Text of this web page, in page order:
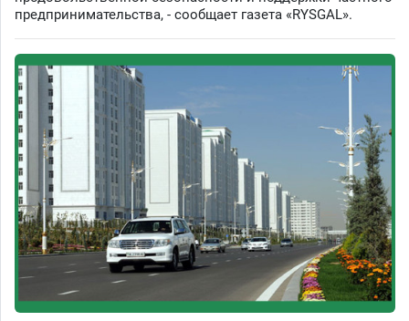
предпринимательства, - сообщает газета «RYSGAL».